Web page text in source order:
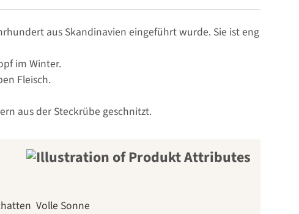
aus Skandinavien eingeführt wurde. Sie ist eng
im Winter.
Fleisch.
aus der Steckrübe geschnitzt.
Volle Sonne